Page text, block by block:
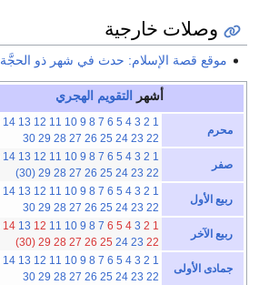
وصلات خارجية
موقع قصة الإسلام: حدث في شهر ذو الحجَّة.
أشهر التقويم الهجري
محرم
1
2
3
4
5
6
7
8
9
10
11
12
13
14
22
23
24
25
26
27
28
29
30
صفر
1
2
3
4
5
6
7
8
9
10
11
12
13
14
22
23
24
25
26
27
28
29
(30)
ربيع الأول
1
2
3
4
5
6
7
8
9
10
11
12
13
14
22
23
24
25
26
27
28
29
30
ربيع الآخر
1
2
3
4
5
6
7
8
9
10
11
12
13
14
22
23
24
25
26
27
28
29
(30)
جمادى الأولى
1
2
3
4
5
6
7
8
9
10
11
12
13
14
22
23
24
25
26
27
28
29
30